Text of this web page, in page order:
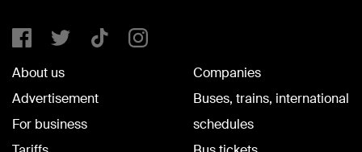
About us
Advertisement
For business
Companies
Buses, trains, international
schedules